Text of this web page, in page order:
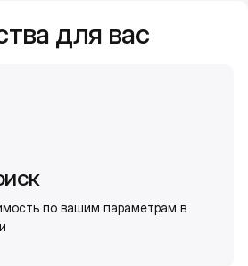
для вас
по вашим параметрам в